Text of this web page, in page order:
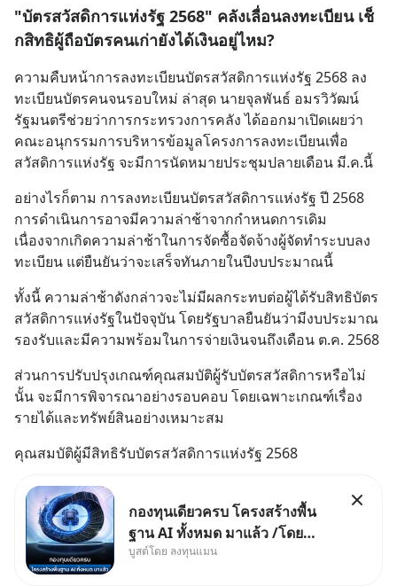
"บัตรสวัสดิการแห่งรัฐ 2568" คลังเลื่อนลงทะเบียน เช็
กสิทธิผู้ถือบัตรคนเก่ายังได้เงินอยู่ไหม?
ความคืบหน้าการลงทะเบียนบัตรสวัสดิการแห่งรัฐ 2568 ลง
ทะเบียนบัตรคนจนรอบใหม่ ล่าสุด นายจุลพันธ์ อมรวิวัฒน์
รัฐมนตรีช่วยว่าการกระทรวงการคลัง ได้ออกมาเปิดเผยว่า
คณะอนุกรรมการบริหารข้อมูลโครงการลงทะเบียนเพื่อ
สวัสดิการแห่งรัฐ จะมีการนัดหมายประชุมปลายเดือน มี.ค.นี้
อย่างไรก็ตาม การลงทะเบียนบัตรสวัสดิการแห่งรัฐ ปี 2568
การดำเนินการอาจมีความล่าช้าจากกำหนดการเดิม
เนื่องจากเกิดความล่าช้าในการจัดซื้อจัดจ้างผู้จัดทำระบบลง
ทะเบียน แต่ยืนยันว่าจะเสร็จทันภายในปีงบประมาณนี้
ทั้งนี้ ความล่าช้าดังกล่าวจะไม่มีผลกระทบต่อผู้ได้รับสิทธิบัตร
สวัสดิการแห่งรัฐในปัจจุบัน โดยรัฐบาลยืนยันว่ามีงบประมาณ
รองรับและมีความพร้อมในการจ่ายเงินจนถึงเดือน ต.ค. 2568
ส่วนการปรับปรุงเกณฑ์คุณสมบัติผู้รับบัตรสวัสดิการหรือไม่
นั้น จะมีการพิจารณาอย่างรอบคอบ โดยเฉพาะเกณฑ์เรื่อง
รายได้และทรัพย์สินอย่างเหมาะสม
คุณสมบัติผู้มีสิทธิรับบัตรสวัสดิการแห่งรัฐ 2568
กองทุนเดียวครบ โครงสร้างพื้น
ฐาน AI ทั้งหมด มาแล้ว /โดย
ลงทุนแมน AI Supercycle คือ
บูสต์โดย ลงทุนแมน